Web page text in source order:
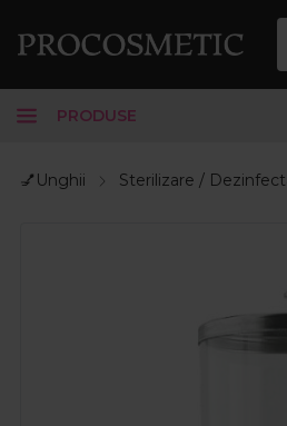
PRODUSE
💅Unghii Sterilizare /